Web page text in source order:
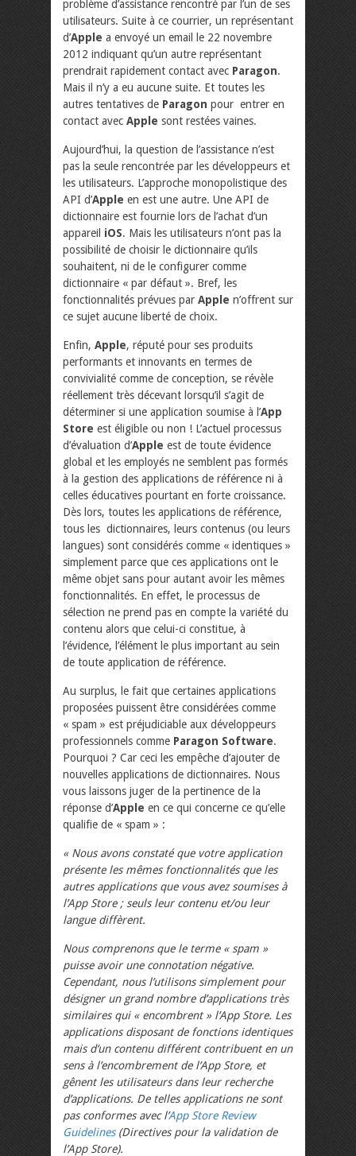
problème d’assistance rencontré par l’un de ses
utilisateurs. Suite à ce courrier, un représentant
d’Apple a envoyé un email le 22 novembre
2012 indiquant qu’un autre représentant
prendrait rapidement contact avec Paragon.
Mais il n’y a eu aucune suite. Et toutes les
autres tentatives de Paragon pour entrer en
contact avec Apple sont restées vaines.
Aujourd’hui, la question de l’assistance n’est
pas la seule rencontrée par les développeurs et
les utilisateurs. L’approche monopolistique des
API d’Apple en est une autre. Une API de
dictionnaire est fournie lors de l’achat d’un
appareil iOS. Mais les utilisateurs n’ont pas la
possibilité de choisir le dictionnaire qu’ils
souhaitent, ni de le configurer comme
dictionnaire « par défaut ». Bref, les
fonctionnalités prévues par Apple n’offrent sur
ce sujet aucune liberté de choix.
Enfin, Apple, réputé pour ses produits
performants et innovants en termes de
convivialité comme de conception, se révèle
réellement très décevant lorsqu’il s’agit de
déterminer si une application soumise à l’App
Store est éligible ou non ! L’actuel processus
d’évaluation d’Apple est de toute évidence
global et les employés ne semblent pas formés
à la gestion des applications de référence ni à
celles éducatives pourtant en forte croissance.
Dès lors, toutes les applications de référence,
tous les dictionnaires, leurs contenus (ou leurs
langues) sont considérés comme « identiques »
simplement parce que ces applications ont le
même objet sans pour autant avoir les mêmes
fonctionnalités. En effet, le processus de
sélection ne prend pas en compte la variété du
contenu alors que celui-ci constitue, à
l’évidence, l’élément le plus important au sein
de toute application de référence.
Au surplus, le fait que certaines applications
proposées puissent être considérées comme
« spam » est préjudiciable aux développeurs
professionnels comme Paragon Software.
Pourquoi ? Car ceci les empêche d’ajouter de
nouvelles applications de dictionnaires. Nous
vous laissons juger de la pertinence de la
réponse d’Apple en ce qui concerne ce qu’elle
qualifie de « spam » :
« Nous avons constaté que votre application
présente les mêmes fonctionnalités que les
autres applications que vous avez soumises à
l’App Store ; seuls leur contenu et/ou leur
langue diffèrent.
Nous comprenons que le terme « spam »
puisse avoir une connotation négative.
Cependant, nous l’utilisons simplement pour
désigner un grand nombre d’applications très
similaires qui « encombrent » l’App Store. Les
applications disposant de fonctions identiques
mais d’un contenu différent contribuent en un
sens à l’encombrement de l’App Store, et
gênent les utilisateurs dans leur recherche
d’applications. De telles applications ne sont
pas conformes avec l’App Store Review
Guidelines(Directives pour la validation de
l’App Store).